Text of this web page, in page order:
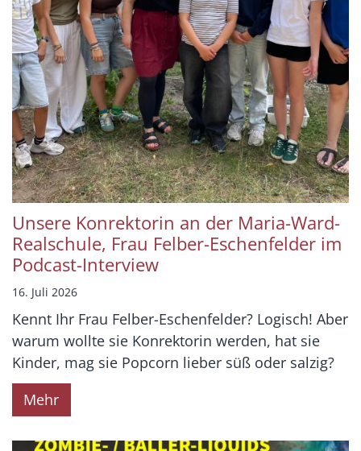
Unsere Konrektorin an der Maria-Ward-
Realschule, Frau Felber-Eschenfelder im
Podcast-Interview
16. Juli 2026
Kennt Ihr Frau Felber-Eschenfelder? Logisch! Aber
warum wollte sie Konrektorin werden, hat sie
Kinder, mag sie Popcorn lieber süß oder salzig?
Mehr